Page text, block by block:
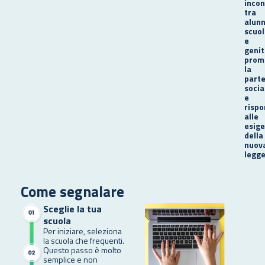
tra
e
la
e
alle
della
Come segnalare
Sceglie la tua
scuola
Per iniziare, seleziona
la scuola che frequenti.
Questo passo è molto
semplice e non